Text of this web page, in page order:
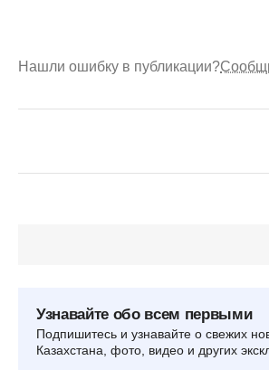
Нашли ошибку в публикации?
Узнавайте обо всем первыми
Подпишитесь и узнавайте о свежих
Казахстана, фото, видео и других